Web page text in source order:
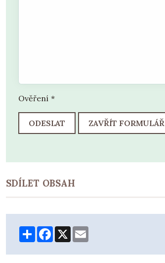
Ověření *
ODESLAT ZAVŘÍT FORMULÁŘ
SDÍLET OBSAH
ShareFacebook
X